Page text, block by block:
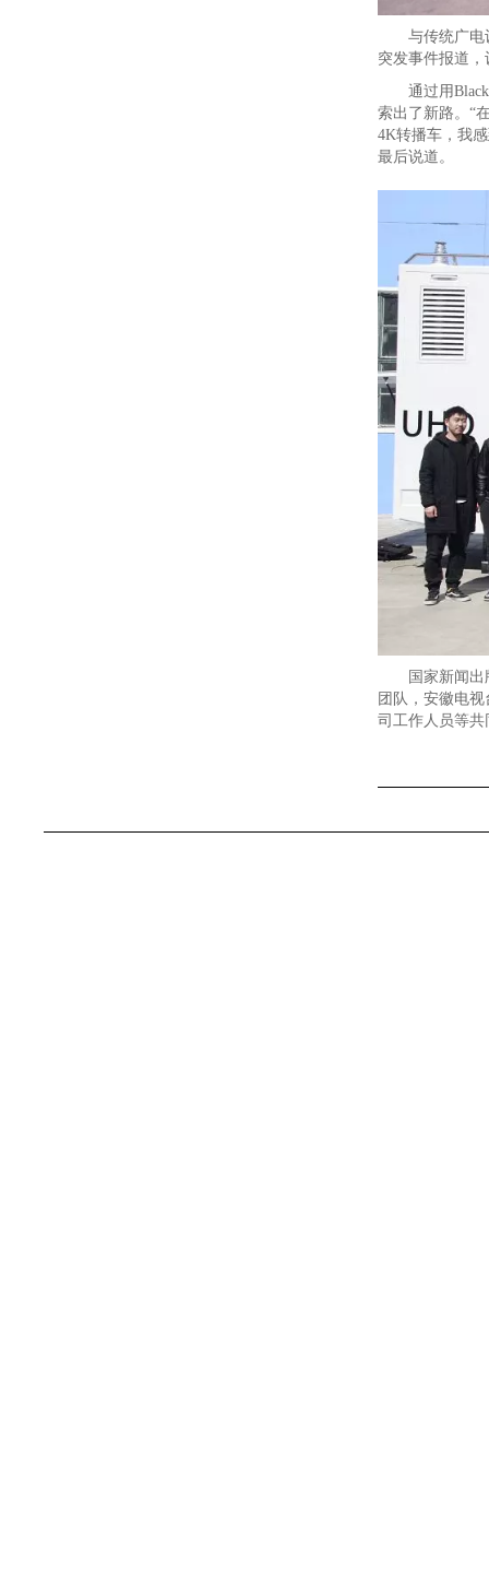
与传统广电
突发事件报道
通过用
索出了新路。“
4K转播车，我
最后说道。
国家新闻
团队，安徽电
司工作人员等